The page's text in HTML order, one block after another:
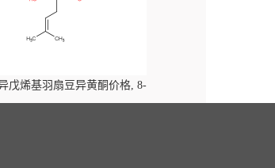
戊烯基羽扇豆异黄酮价格, 8-
对照品, CAS号:125002-91-7